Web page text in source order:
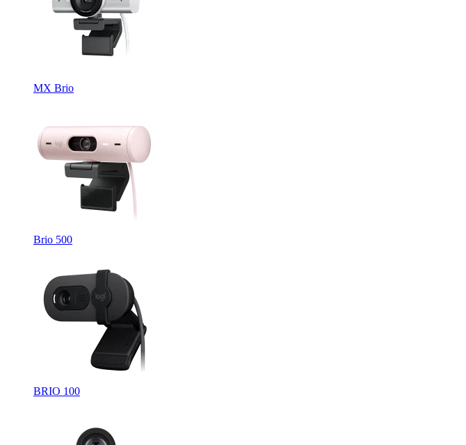
MX Brio
Brio 500
BRIO 100